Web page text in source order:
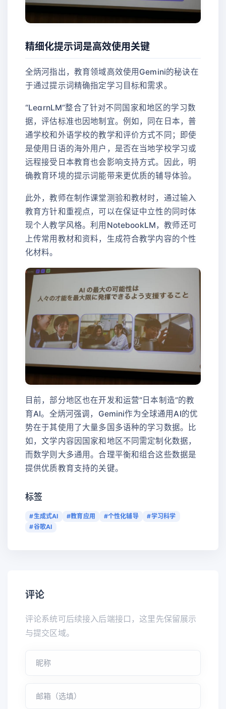
精细化提示词是高效使用关键
全炳河指出，教育领域高效使用Gemini的秘诀在
于通过提示词精确指定学习目标和需求。
“LearnLM”整合了针对不同国家和地区的学习数
据，评估标准也因地制宜。例如，同在日本，普
通学校和外语学校的教学和评价方式不同；即使
是使用日语的海外用户，是否在当地学校学习或
远程接受日本教育也会影响支持方式。因此，明
确教育环境的提示词能带来更优质的辅导体验。
此外，教师在制作课堂测验和教材时，通过输入
教育方针和重视点，可以在保证中立性的同时体
现个人教学风格。利用NotebookLM，教师还可
上传常用教材和资料，生成符合教学内容的个性
化材料。
目前，部分地区也在开发和运营“日本制造”的教
育AI。全炳河强调，Gemini作为全球通用AI的优
势在于其使用了大量多国多语种的学习数据。比
如，文学内容因国家和地区不同需定制化数据，
而数学则大多通用。合理平衡和组合这些数据是
提供优质教育支持的关键。
标签
#生成式AI #教育应用 #个性化辅导
#学习科学
#谷歌AI
评论
评论系统可后续接入后端接口，这里先保留展示
与提交区域。